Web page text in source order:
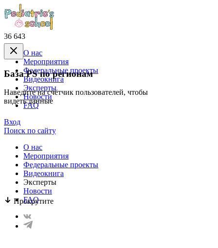
36 643
База PS по регионам
Наведите на счётчик пользователей, чтобы
видеть данные
Прокрутите
О нас
Mероприятия
Федеральные проекты
Видеокнига
Эксперты
Новости
FAQ
Вход
Поиск по сайту
О нас
Mероприятия
Федеральные проекты
Видеокнига
Эксперты
Новости
FAQ